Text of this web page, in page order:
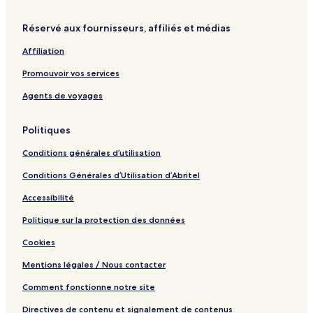
a
Réservé aux fournisseurs, affiliés et médias
Affiliation
Promouvoir vos services
Agents de voyages
Politiques
Conditions générales d’utilisation
Conditions Générales d’Utilisation d’Abritel
Accessibilité
Politique sur la protection des données
Cookies
Mentions légales / Nous contacter
Comment fonctionne notre site
Directives de contenu et signalement de contenus